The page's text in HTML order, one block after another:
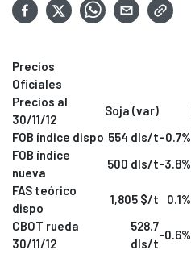
Precios
Oficiales
Precios al
30/11/12
Soja (var)
FOB índice dispo 554 dls/t-0.7%
FOB índice
nueva
500 dls/t-3.8%
FAS teórico
dispo
1,805 $/t 0.1%
CBOT rueda
30/11/12
528.7
dls/t
-0.6%